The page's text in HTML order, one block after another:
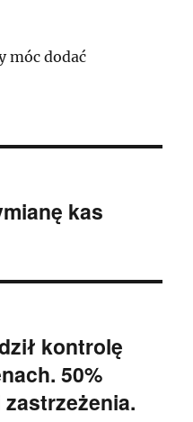
móc dodać
kas
kontrolę
50%